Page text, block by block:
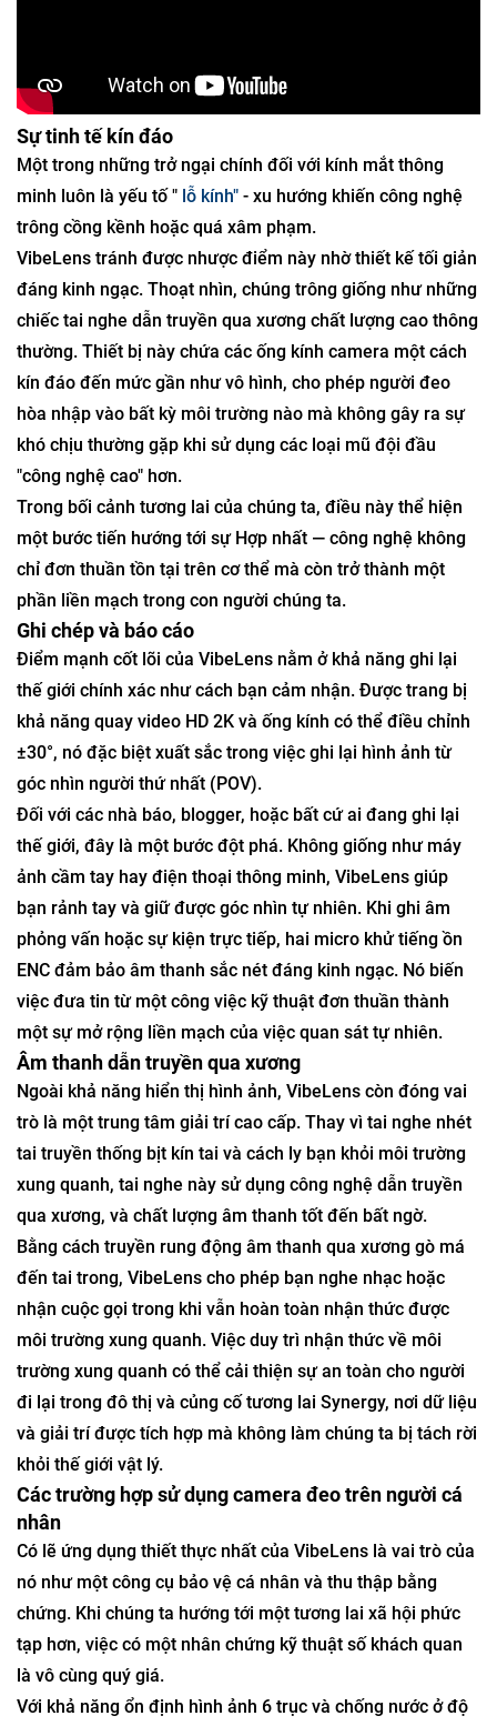
Sự tinh tế kín đáo
Một trong những trở ngại chính đối với kính mắt thông
minh luôn là yếu tố " lỗ kính" - xu hướng khiến công nghệ
trông cồng kềnh hoặc quá xâm phạm.
VibeLens tránh được nhược điểm này nhờ thiết kế tối giản
đáng kinh ngạc. Thoạt nhìn, chúng trông giống như những
chiếc tai nghe dẫn truyền qua xương chất lượng cao thông
thường. Thiết bị này chứa các ống kính camera một cách
kín đáo đến mức gần như vô hình, cho phép người đeo
hòa nhập vào bất kỳ môi trường nào mà không gây ra sự
khó chịu thường gặp khi sử dụng các loại mũ đội đầu
"công nghệ cao" hơn.
Trong bối cảnh tương lai của chúng ta, điều này thể hiện
một bước tiến hướng tới sự Hợp nhất — công nghệ không
chỉ đơn thuần tồn tại trên cơ thể mà còn trở thành một
phần liền mạch trong con người chúng ta.
Ghi chép và báo cáo
Điểm mạnh cốt lõi của VibeLens nằm ở khả năng ghi lại
thế giới chính xác như cách bạn cảm nhận. Được trang bị
khả năng quay video HD 2K và ống kính có thể điều chỉnh
±30°, nó đặc biệt xuất sắc trong việc ghi lại hình ảnh từ
góc nhìn người thứ nhất (POV).
Đối với các nhà báo, blogger, hoặc bất cứ ai đang ghi lại
thế giới, đây là một bước đột phá. Không giống như máy
ảnh cầm tay hay điện thoại thông minh, VibeLens giúp
bạn rảnh tay và giữ được góc nhìn tự nhiên. Khi ghi âm
phỏng vấn hoặc sự kiện trực tiếp, hai micro khử tiếng ồn
ENC đảm bảo âm thanh sắc nét đáng kinh ngạc. Nó biến
việc đưa tin từ một công việc kỹ thuật đơn thuần thành
một sự mở rộng liền mạch của việc quan sát tự nhiên.
Âm thanh dẫn truyền qua xương
Ngoài khả năng hiển thị hình ảnh, VibeLens còn đóng vai
trò là một trung tâm giải trí cao cấp. Thay vì tai nghe nhét
tai truyền thống bịt kín tai và cách ly bạn khỏi môi trường
xung quanh, tai nghe này sử dụng công nghệ dẫn truyền
qua xương, và chất lượng âm thanh tốt đến bất ngờ.
Bằng cách truyền rung động âm thanh qua xương gò má
đến tai trong, VibeLens cho phép bạn nghe nhạc hoặc
nhận cuộc gọi trong khi vẫn hoàn toàn nhận thức được
môi trường xung quanh. Việc duy trì nhận thức về môi
trường xung quanh có thể cải thiện sự an toàn cho người
đi lại trong đô thị và củng cố tương lai Synergy, nơi dữ liệu
và giải trí được tích hợp mà không làm chúng ta bị tách rời
khỏi thế giới vật lý.
Các trường hợp sử dụng camera đeo trên người cá
nhân
Có lẽ ứng dụng thiết thực nhất của VibeLens là vai trò của
nó như một công cụ bảo vệ cá nhân và thu thập bằng
chứng. Khi chúng ta hướng tới một tương lai xã hội phức
tạp hơn, việc có một nhân chứng kỹ thuật số khách quan
là vô cùng quý giá.
Với khả năng ổn định hình ảnh 6 trục và chống nước ở độ